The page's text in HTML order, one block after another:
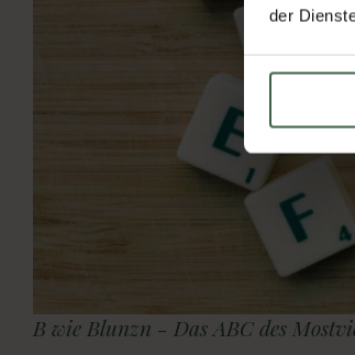
der
B wie Blunzn - Das ABC des